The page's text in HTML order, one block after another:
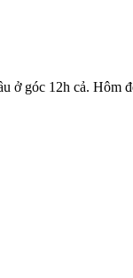
ở góc 12h cả. Hôm